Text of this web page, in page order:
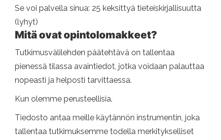
Se voi palvella sinua: 25 keksittyä tieteiskirjallisuutta
(lyhyt)
Mitä ovat opintolomakkeet?
Tutkimusvälilehden päätehtävä on tallentaa
pienessä tilassa avaintiedot, jotka voidaan palauttaa
nopeasti ja helposti tarvittaessa.
Kun olemme perusteellisia.
Tiedosto antaa meille käytännön instrumentin, joka
tallentaa tutkimuksemme todella merkitykselliset